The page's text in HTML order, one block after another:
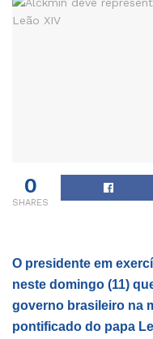
0
SHARES
O presidente em
neste domingo (11)
governo brasileiro na
pontificado do papa